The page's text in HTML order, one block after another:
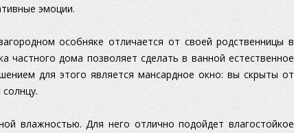
эмоции.
особняке отличается от своей родственницы в
частного дома позволяет сделать в ванной естественное
для этого является мансардное окно: вы скрыты от
влажностью. Для него отлично подойдет влагостойкое